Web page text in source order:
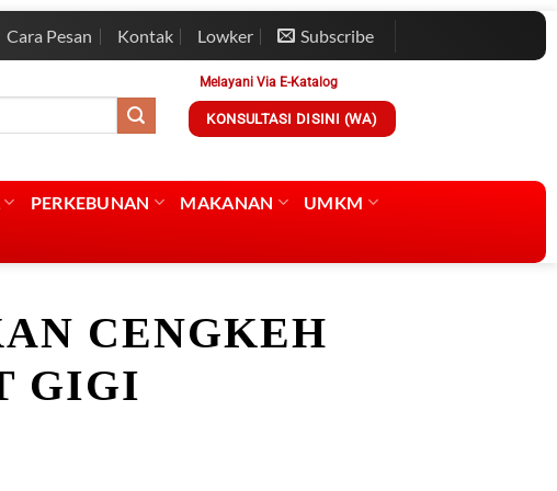
Cara Pesan Kontak Lowker Subscribe
Melayani Via E-Katalog
KONSULTASI DISINI (WA)
PERKEBUNAN MAKANAN
UMKM
CENGKEH
GIGI